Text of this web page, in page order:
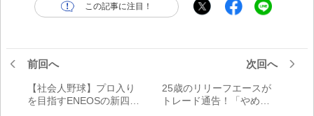
この記事に注目！
前回へ
【社会人野球】プロ入り
を目指すENEOSの新四
次回へ
25歳のリリーフエースが
トレード通告！「やめて